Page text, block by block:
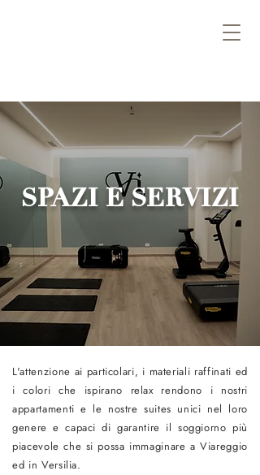
SPAZI E SERVIZI
L'attenzione ai particolari, i materiali raffinati ed
i colori che ispirano relax rendono i nostri
appartamenti e le nostre suites unici nel loro
genere e capaci di garantire il soggiorno più
piacevole che si possa immaginare a Viareggio
ed in Versilia.